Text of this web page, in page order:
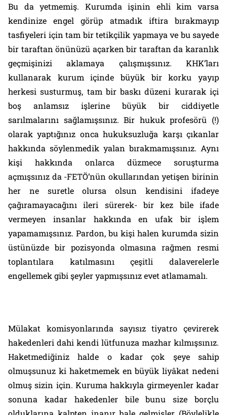
Bu da yetmemiş. Kurumda işinin ehli kim varsa
kendinize engel görüp atmadık iftira bırakmayıp
tasfiyeleri için tam bir tetikçilik yapmaya ve bu sayede
bir taraftan önünüzü açarken bir taraftan da karanlık
geçmişinizi aklamaya çalışmışsınız. KHK’ları
kullanarak kurum içinde büyük bir korku yayıp
herkesi susturmuş, tam bir baskı düzeni kurarak içi
boş anlamsız işlerine büyük bir ciddiyetle
sarılmalarını sağlamışsınız. Bir hukuk profesörü (!)
olarak yaptığınız onca hukuksuzluğa karşı çıkanlar
hakkında söylenmedik yalan bırakmamışsınız. Aynı
kişi hakkında onlarca düzmece soruşturma
açmışsınız da -FETÖ’nün okullarından yetişen birinin
her ne suretle olursa olsun kendisini ifadeye
çağıramayacağını ileri sürerek- bir kez bile ifade
vermeyen insanlar hakkında en ufak bir işlem
yapamamışsınız. Pardon, bu kişi halen kurumda sizin
üstünüzde bir pozisyonda olmasına rağmen resmi
toplantılara katılmasını çeşitli dalaverelerle
engellemek gibi şeyler yapmışsınız evet atlamamalı.
Mülakat komisyonlarında sayısız tiyatro çevirerek
hakedenleri dahi kendi lütfunuza mazhar kılmışsınız.
Haketmediğiniz halde o kadar çok şeye sahip
olmuşsunuz ki haketmemek en büyük liyâkat nedeni
olmuş sizin için. Kuruma hakkıyla girmeyenler kadar
sonuna kadar hakedenler bile bunu size borçlu